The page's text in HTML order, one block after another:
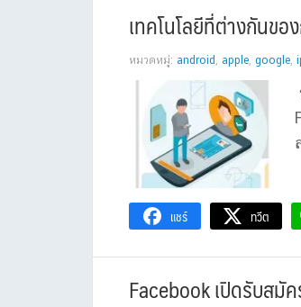
เทคโนโลยีที่ต่างกันข
หมวดหมู่: android , apple, google,
แชร์ ทวีต
Facebook เปิดรับสมั